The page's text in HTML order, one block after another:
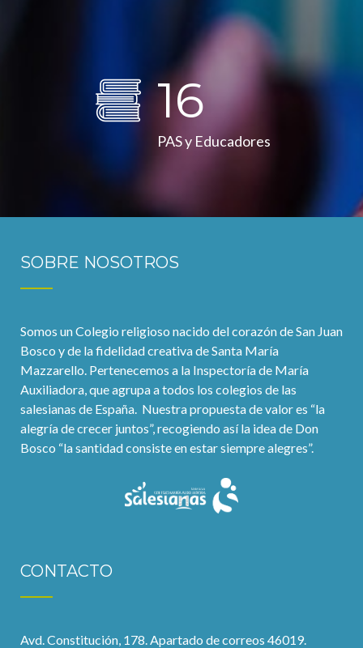
16
PAS y Educadores
SOBRE NOSOTROS
Somos un Colegio religioso nacido del corazón de San Juan
Bosco y de la fidelidad creativa de Santa María
Mazzarello. Pertenecemos a la Inspectoría de María
Auxiliadora, que agrupa a todos los colegios de las
salesianas de España. Nuestra propuesta de valor es “la
alegría de crecer juntos”, recogiendo así la idea de Don
Bosco “la santidad consiste en estar siempre alegres”.
CONTACTO
Avd. Constitución, 178. Apartado de correos 46019.